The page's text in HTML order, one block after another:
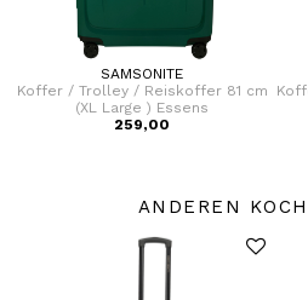
SAMSONITE
Koffer / Trolley / Reiskoffer 81 cm
(XL Large ) Essens
259,00
ANDEREN